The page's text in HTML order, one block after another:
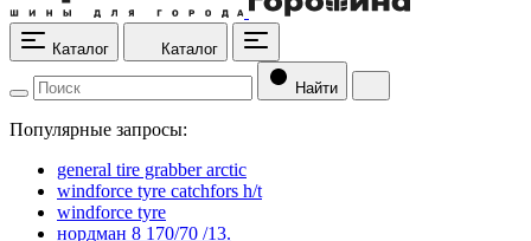
Каталог Каталог
Найти
Популярные запросы:
general tire grabber arctic
windforce tyre catchfors h/t
windforce tyre
нордман 8 170/70 /13.